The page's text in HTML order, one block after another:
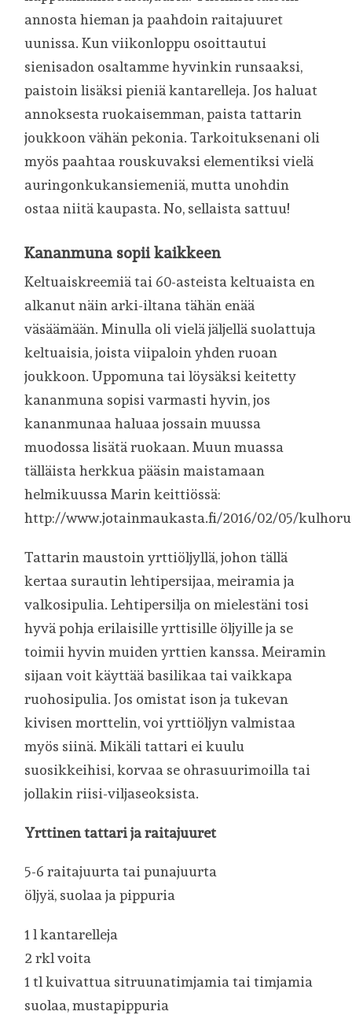
annosta hieman ja paahdoin raitajuuret
uunissa. Kun viikonloppu osoittautui
sienisadon osaltamme hyvinkin runsaaksi,
paistoin lisäksi pieniä kantarelleja. Jos haluat
annoksesta ruokaisemman, paista tattarin
joukkoon vähän pekonia. Tarkoituksenani oli
myös paahtaa rouskuvaksi elementiksi vielä
auringonkukansiemeniä, mutta unohdin
ostaa niitä kaupasta. No, sellaista sattuu!
Kananmuna sopii kaikkeen
Keltuaiskreemiä tai 60-asteista keltuaista en
alkanut näin arki-iltana tähän enää
väsäämään. Minulla oli vielä jäljellä suolattuja
keltuaisia, joista viipaloin yhden ruoan
joukkoon. Uppomuna tai löysäksi keitetty
kananmuna sopisi varmasti hyvin, jos
kananmunaa haluaa jossain muussa
muodossa lisätä ruokaan. Muun muassa
tälläista herkkua pääsin maistamaan
helmikuussa Marin keittiössä:
http://www.jotainmaukasta.fi/2016/02/05/
Tattarin maustoin yrttiöljyllä, johon tällä
kertaa surautin lehtipersijaa, meiramia ja
valkosipulia. Lehtipersilja on mielestäni tosi
hyvä pohja erilaisille yrttisille öljyille ja se
toimii hyvin muiden yrttien kanssa. Meiramin
sijaan voit käyttää basilikaa tai vaikkapa
ruohosipulia. Jos omistat ison ja tukevan
kivisen morttelin, voi yrttiöljyn valmistaa
myös siinä. Mikäli tattari ei kuulu
suosikkeihisi, korvaa se ohrasuurimoilla tai
jollakin riisi-viljaseoksista.
Yrttinen tattari ja raitajuuret
5-6 raitajuurta tai punajuurta
öljyä, suolaa ja pippuria
1 l kantarelleja
2 rkl voita
1 tl kuivattua sitruunatimjamia tai timjamia
suolaa, mustapippuria